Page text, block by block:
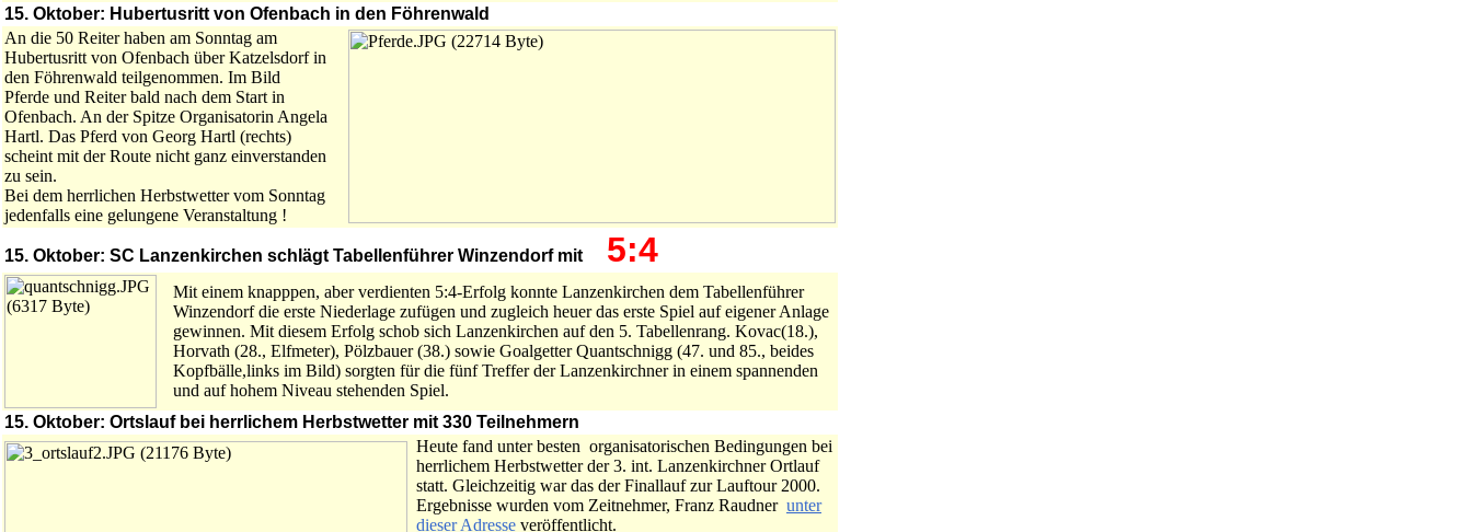
15. Oktober: Hubertusritt von Ofenbach in den Föhrenwald
An die 50 Reiter haben am Sonntag am
Hubertusritt von Ofenbach über Katzelsdorf in
den Föhrenwald teilgenommen. Im Bild
Pferde und Reiter bald nach dem Start in
Ofenbach. An der Spitze Organisatorin Angela
Hartl. Das Pferd von Georg Hartl (rechts)
scheint mit der Route nicht ganz einverstanden
zu sein.
Bei dem herrlichen Herbstwetter vom Sonntag
jedenfalls eine gelungene Veranstaltung !
15. Oktober: SC Lanzenkirchen schlägt Tabellenführer Winzendorf mit 5:4
Mit einem knapppen, aber verdienten 5:4-Erfolg konnte Lanzenkirchen dem Tabellenführer
Winzendorf die erste Niederlage zufügen und zugleich heuer das erste Spiel auf eigener Anlage
gewinnen. Mit diesem Erfolg schob sich Lanzenkirchen auf den 5. Tabellenrang. Kovac(18.),
Horvath (28., Elfmeter), Pölzbauer (38.) sowie Goalgetter Quantschnigg (47. und 85., beides
Kopfbälle,links im Bild) sorgten für die fünf Treffer der Lanzenkirchner in einem spannenden
und auf hohem Niveau stehenden Spiel.
15. Oktober: Ortslauf bei herrlichem Herbstwetter mit 330 Teilnehmern
Heute fand unter besten organisatorischen Bedingungen bei
herrlichem Herbstwetter der 3. int. Lanzenkirchner Ortlauf
statt. Gleichzeitig war das der Finallauf zur Lauftour 2000.
Ergebnisse wurden vom Zeitnehmer, Franz Raudner unter
dieser Adresse veröffentlicht.